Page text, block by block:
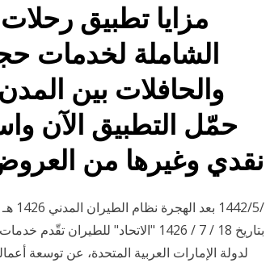
مزايا تطبيق
الشاملة لخدمات
والحافلات بين
حمّل التطبيق الآن
نقدي وغيرها من
بتاريخ 18 / 7 / 1426 "الاتحاد"
لدولة الإمارات العربية المتحدة، عن توسعة